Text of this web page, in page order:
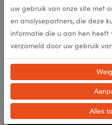
Sponsorkind in
Hoe het is om een dag met een
filmpje over Stanley in India!
uw gebruik van onze site met
en analysepartners, die deze
informatie die u aan hen heeft
verzameld door uw gebruik
Alles